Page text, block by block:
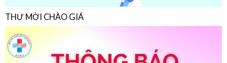
THƯ MỜI CHÀO GIÁ